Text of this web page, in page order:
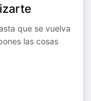
que se vuelva
las cosas